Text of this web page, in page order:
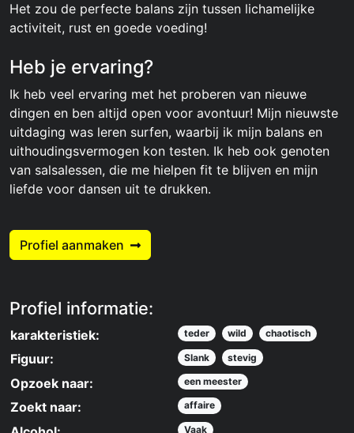
Het zou de perfecte balans zijn tussen lichamelijke
activiteit, rust en goede voeding!
Heb je ervaring?
Ik heb veel ervaring met het proberen van nieuwe
dingen en ben altijd open voor avontuur! Mijn nieuwste
uitdaging was leren surfen, waarbij ik mijn balans en
uithoudingsvermogen kon testen. Ik heb ook genoten
van salsalessen, die me hielpen fit te blijven en mijn
liefde voor dansen uit te drukken.
Profiel aanmaken
Profiel informatie:
karakteristiek: teder wild chaotisch
Figuur: Slank stevig
Opzoek naar: een meester
Zoekt naar: affaire
Vaak